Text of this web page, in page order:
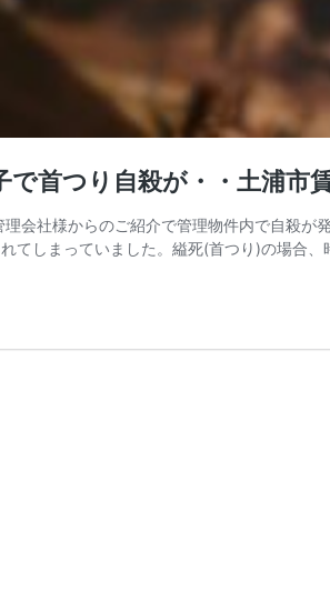
で首つり自殺が・・土浦市
理会社様からのご紹介で管理物件内で自殺
てしまっていました。縊死(首つり)の場合